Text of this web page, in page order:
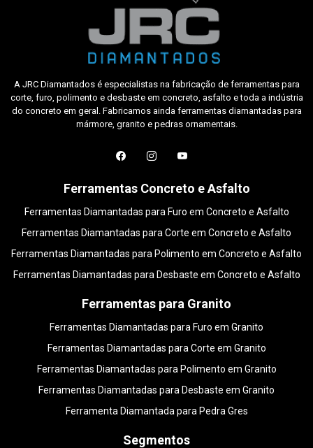
A JRC Diamantados é especialistas na fabricação de ferramentas para
corte, furo, polimento e desbaste em concreto, asfalto e toda a indústria
do concreto em geral. Fabricamos ainda ferramentas diamantadas para
mármore, granito e pedras ornamentais.
Ferramentas Concreto e Asfalto
Ferramentas Diamantadas para Furo em Concreto e Asfalto
Ferramentas Diamantadas para Corte em Concreto e Asfalto
Ferramentas Diamantadas para Polimento em Concreto e Asfalto
Ferramentas Diamantadas para Desbaste em Concreto e Asfalto
Ferramentas para Granito
Ferramentas Diamantadas para Furo em Granito
Ferramentas Diamantadas para Corte em Granito
Ferramentas Diamantadas para Polimento em Granito
Ferramentas Diamantadas para Desbaste em Granito
Ferramenta Diamantada para Pedra Gres
Segmentos